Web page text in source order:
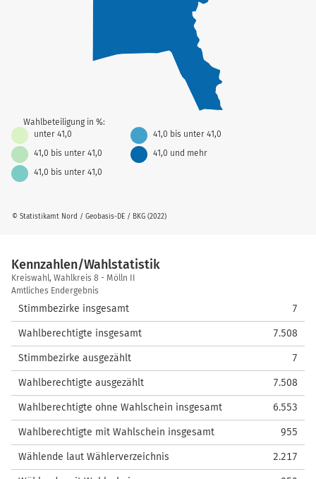
© Statistikamt Nord / Geobasis-DE / BKG (2022)
Wahlbeteiligung in %:
unter 41,0
41,0 bis unter 41,0
41,0 bis unter 41,0
41,0 bis unter 41,0
41,0 und mehr
Kennzahlen/Wahlstatistik
Kennzahlen/Wahlstatistik
Kreiswahl, Wahlkreis 8 - Mölln II
Amtliches Endergebnis
Stimmbezirke insgesamt 7
Wahlberechtigte insgesamt 7.508
Stimmbezirke ausgezählt 7
Wahlberechtigte ausgezählt 7.508
Wahlberechtigte ohne Wahlschein insgesamt 6.553
Wahlberechtigte mit Wahlschein insgesamt 955
Wählende laut Wählerverzeichnis 2.217